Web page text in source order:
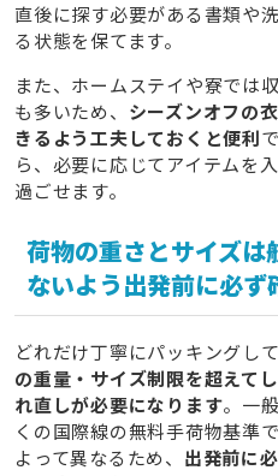
直後に探す必要がある書類や
る状態を保てます。
また、ホームステイや寮では
も多いため、 シーズンオフの
きるよう工夫しておくと便利
ら、必要に応じてアイテムを
過ごせます。
荷物の重さとサイズは
ないよう出発前に必ず
どれだけ丁寧にパッキングして
の重量・サイズ制限を超えて
れ直しが必要になります。一
くの国際線の無料手荷物基準
よって異なるため、 出発前に